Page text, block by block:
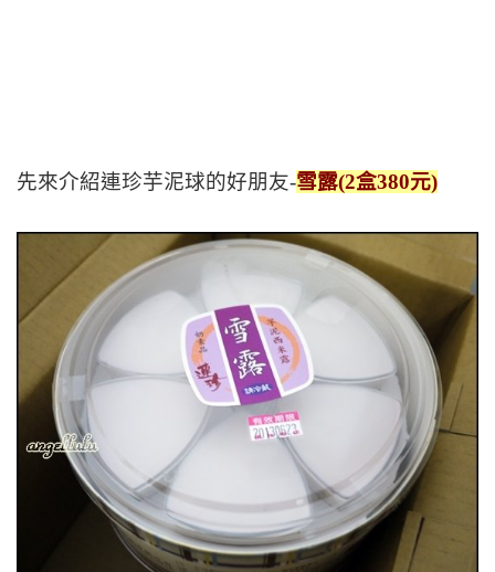
先來介紹連珍芋泥球的好朋友-雪露(2盒380元)